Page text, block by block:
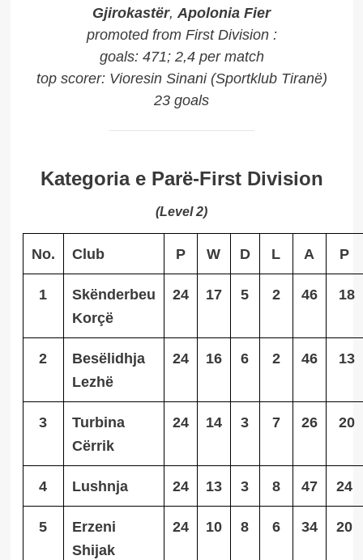
Gjirokastër, Apolonia Fier
promoted from First Division :
goals: 471; 2,4 per match
top scorer: Vioresin Sinani (Sportklub Tiranë)
23 goals
Kategoria e Parë-First Division
(Level 2)
No. Club P W D L A P
1
Skënderbeu
Korçë
24 17 5 2 46 18
2
Besëlidhja
Lezhë
24 16 6 2 46 13
3
Turbina
Cërrik
24 14 3 7 26 20
4 Lushnja 24 13 3 8 47 24
5
Erzeni
Shijak
24 10 8 6 34 20